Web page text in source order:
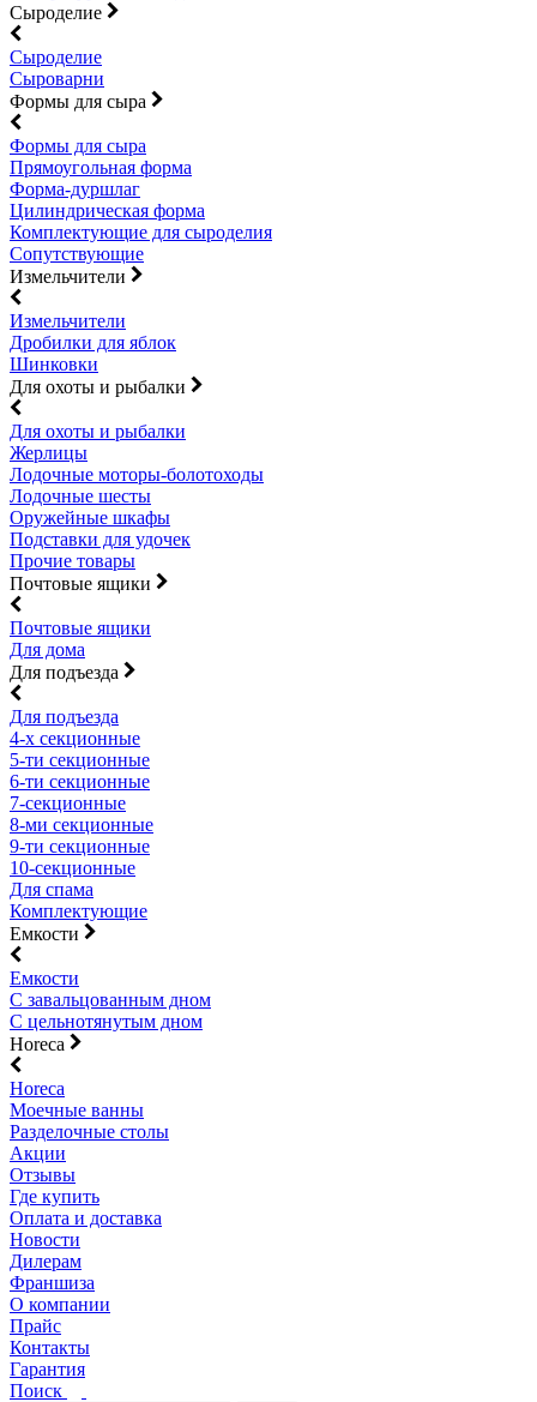
Сыроделие
Сыроделие
Сыроварни
Формы для сыра
Формы для сыра
Прямоугольная форма
Форма-дуршлаг
Цилиндрическая форма
Комплектующие для сыроделия
Сопутствующие
Измельчители
Измельчители
Дробилки для яблок
Шинковки
Для охоты и рыбалки
Для охоты и рыбалки
Жерлицы
Лодочные моторы-болотоходы
Лодочные шесты
Оружейные шкафы
Подставки для удочек
Прочие товары
Почтовые ящики
Почтовые ящики
Для дома
Для подъезда
Для подъезда
4-х секционные
5-ти секционные
6-ти секционные
7-секционные
8-ми секционные
9-ти секционные
10-секционные
Для спама
Комплектующие
Емкости
Емкости
С завальцованным дном
С цельнотянутым дном
Horeca
Horeca
Моечные ванны
Разделочные столы
Акции
Отзывы
Где купить
Оплата и доставка
Новости
Дилерам
Франшиза
О компании
Прайс
Контакты
Гарантия
Поиск